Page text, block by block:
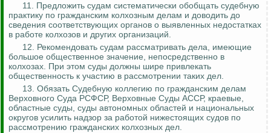
11. Предложить судам систематически обобщать судебную
практику по гражданским колхозным делам и доводить до
сведения соответствующих органов о выявленных недостатках
в работе колхозов и других организаций.
12. Рекомендовать судам рассматривать дела, имеющие
большое общественное значение, непосредственно в
колхозах. При этом суды должны шире привлекать
общественность к участию в рассмотрении таких дел.
13. Обязать Судебную коллегию по гражданским делам
Верховного Суда РСФСР, Верховные Суды АССР, краевые,
областные суды, суды автономных областей и национальных
округов усилить надзор за работой нижестоящих судов по
рассмотрению гражданских колхозных дел.